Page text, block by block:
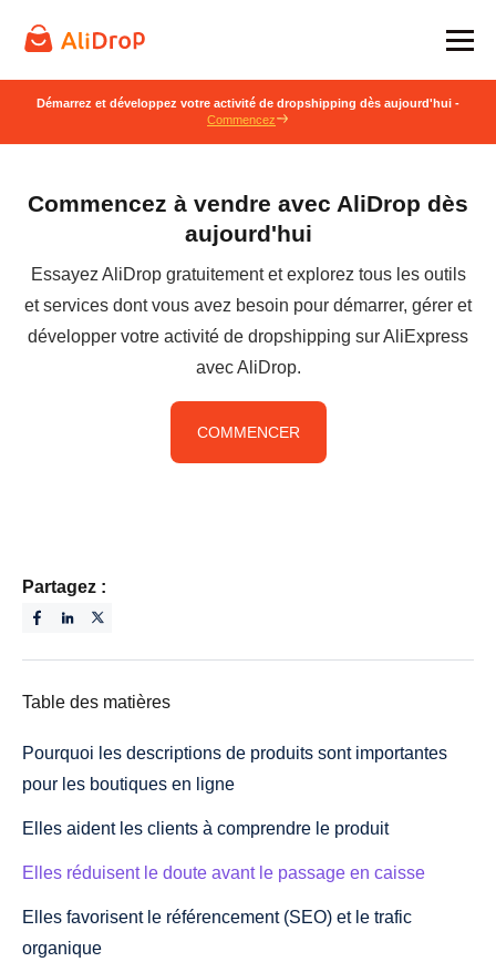
Démarrez et développez votre activité de dropshipping dès aujourd'hui -
Commencez
Commencez à vendre avec AliDrop dès
aujourd'hui
Essayez AliDrop gratuitement et explorez tous les outils
et services dont vous avez besoin pour démarrer, gérer et
développer votre activité de dropshipping sur AliExpress
avec AliDrop.
COMMENCER
Partagez :
Table des matières
Pourquoi les descriptions de produits sont importantes
pour les boutiques en ligne
Elles aident les clients à comprendre le produit
Elles réduisent le doute avant le passage en caisse
Elles favorisent le référencement (SEO) et le trafic
organique